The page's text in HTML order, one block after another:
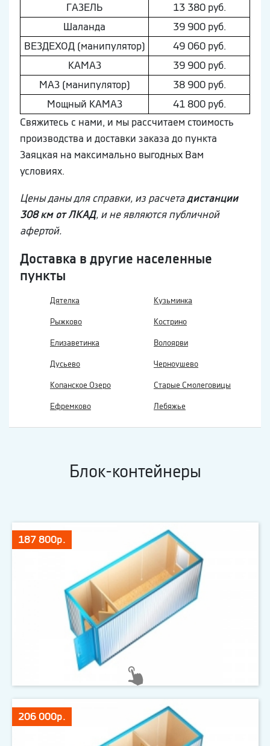
ГAЗEЛЬ
13 380 руб.
Шaлaнда
39 900 руб.
ВEЗДEХОД (манипулятор)
49 060 руб.
КAМAЗ
39 900 руб.
МAЗ (манипулятор)
38 900 руб.
Мощный КAМAЗ
41 800 руб.
Свяжитесь с нами, и мы рассчитаем стоимость
производства и доставки заказа до пункта
Заяцкая на максимально выгодных Вам
условиях.
Цены даны для справки, из расчетадистанции
308 км от ЛКАД, и не являются публичной
афертой.
Доставка в другие населенные
пункты
Дятелка Кузьминка
Рыжково Кострино
Елизаветинка Волоярви
Дусьево Черноушево
Копанское Озеро Старые Смолеговицы
Ефремково Лебяжье
Блок-контейнеры
187 800р.
206 000р.